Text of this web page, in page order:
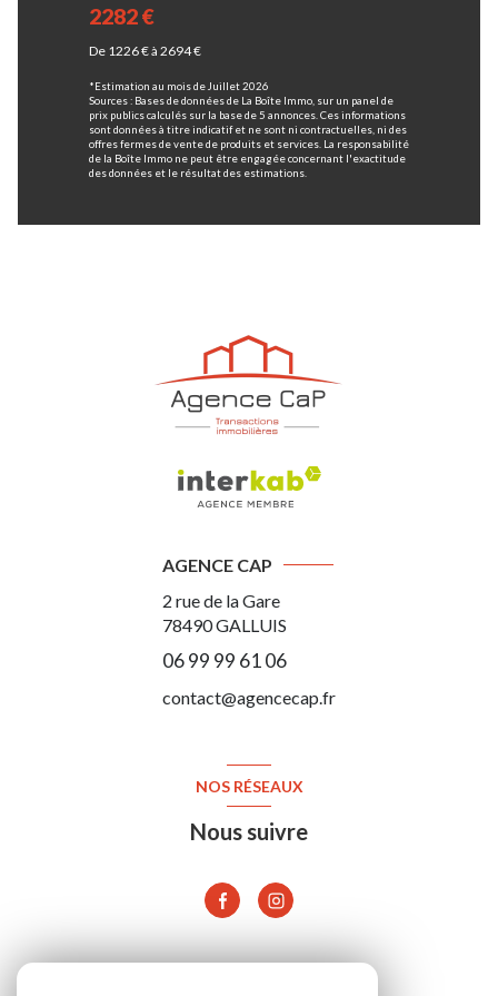
2282 €
De 1226 € à 2694 €
*Estimation au mois de Juillet 2026
Sources : Bases de données de La Boîte Immo, sur un panel de
prix publics calculés sur la base de 5 annonces. Ces informations
sont données à titre indicatif et ne sont ni contractuelles, ni des
offres fermes de vente de produits et services. La responsabilité
de la Boîte Immo ne peut être engagée concernant l'exactitude
des données et le résultat des estimations.
AGENCE CAP
2 rue de la Gare
78490GALLUIS
06 99 99 61 06
contact@agencecap.fr
NOS RÉSEAUX
Nous suivre